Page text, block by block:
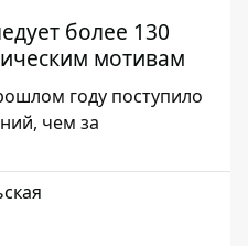
более 130
мотивам
году поступило
чем за